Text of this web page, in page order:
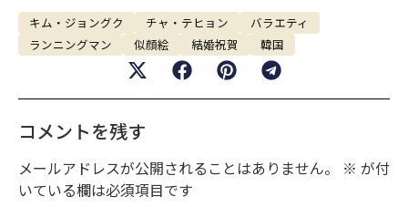
キム・ジョングク チャ・テヒョン
バラエティ
ランニングマン
似顔絵 結婚祝賀 韓国
コメントを残す
メールアドレスが公開されることはありません。 ※ が付
いている欄は必須項目です